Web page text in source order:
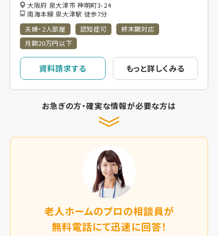
大阪府 泉大津市 神明町3-24
南海本線 泉大津駅 徒歩7分
夫婦・2人部屋
認知症可
終末期対応
月額20万円以下
資料請求する もっと詳しくみる
お急ぎの方・確実な情報が必要な方は
老人ホームのプロの相談員が
無料電話にて迅速に回答！